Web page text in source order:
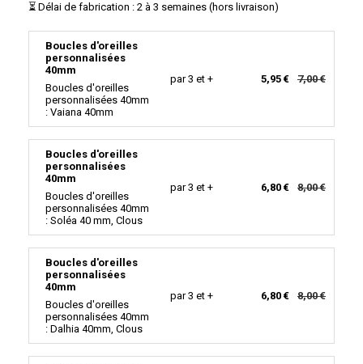
⏳ Délai de fabrication : 2 à 3 semaines (hors livraison)
Boucles d'oreilles
personnalisées
40mm
Boucles d'oreilles
personnalisées 40mm
: Vaiana 40mm
par 3 et + 5,95 € 7,00 €
Boucles d'oreilles
personnalisées
40mm
Boucles d'oreilles
personnalisées 40mm
: Soléa 40 mm, Clous
par 3 et + 6,80 € 8,00 €
Boucles d'oreilles
personnalisées
40mm
Boucles d'oreilles
personnalisées 40mm
: Dalhia 40mm, Clous
par 3 et + 6,80 € 8,00 €